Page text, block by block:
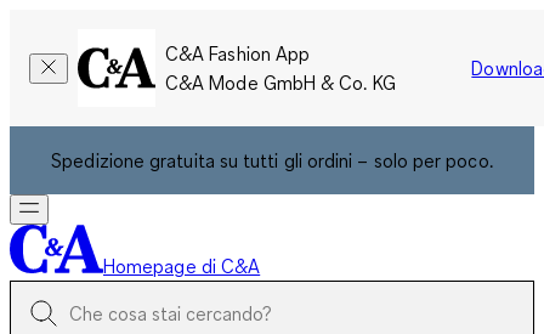
C&A Fashion App
C&A Mode GmbH & Co. KG
Spedizione gratuita su tutti gli ordini – solo per poco.
Homepage di C&A